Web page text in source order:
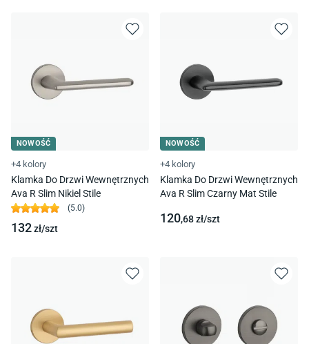
NOWOŚĆ
+4 kolory
Klamka Do Drzwi Wewnętrznych
Ava R Slim Nikiel Stile
(5.0)
132zł/szt
NOWOŚĆ
+4 kolory
Klamka Do Drzwi Wewnętrznych
Ava R Slim Czarny Mat Stile
120,68zł/szt